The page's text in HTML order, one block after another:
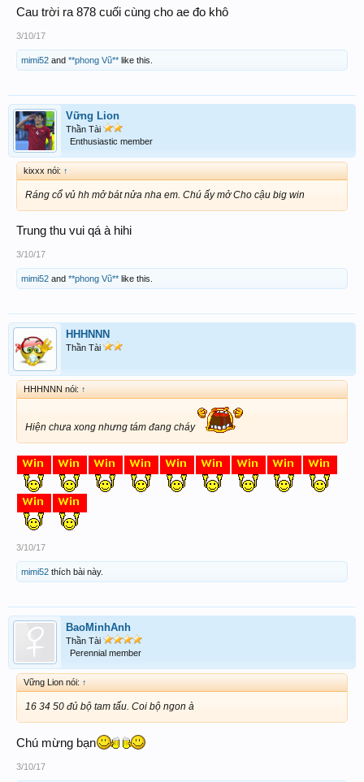
Cau trời ra 878 cuối cùng cho ae đo khô
3/10/17
mimi52 and **phong Vũ** like this.
Vững Lion
Thần Tài
Enthusiastic member
kixxx nói: ↑
Ráng cổ vủ hh mở bát nửa nha em. Chú ấy mở Cho cậu big win
Trung thu vui qá à hihi
3/10/17
mimi52 and **phong Vũ** like this.
HHHNNN
Thần Tài
HHHNNN nói: ↑
Hiện chưa xong nhưng tám đang cháy
3/10/17
mimi52 thích bài này.
BaoMinhAnh
Thần Tài
Perennial member
Vững Lion nói: ↑
16 34 50 đủ bộ tam tấu. Coi bộ ngon à
Chú mừng bạn
3/10/17